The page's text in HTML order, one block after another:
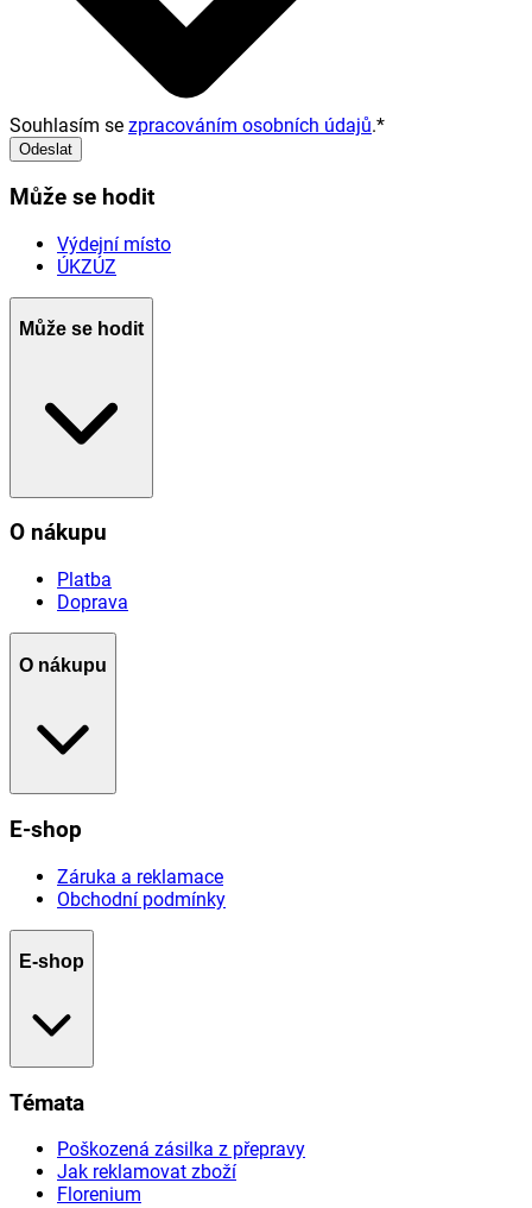
Souhlasím se zpracováním osobních údajů.*
Odeslat
Může se hodit
Výdejní místo
ÚKZÚZ
Může se hodit
O nákupu
Platba
Doprava
O nákupu
E-shop
Záruka a reklamace
Obchodní podmínky
E-shop
Témata
Poškozená zásilka z přepravy
Jak reklamovat zboží
Florenium